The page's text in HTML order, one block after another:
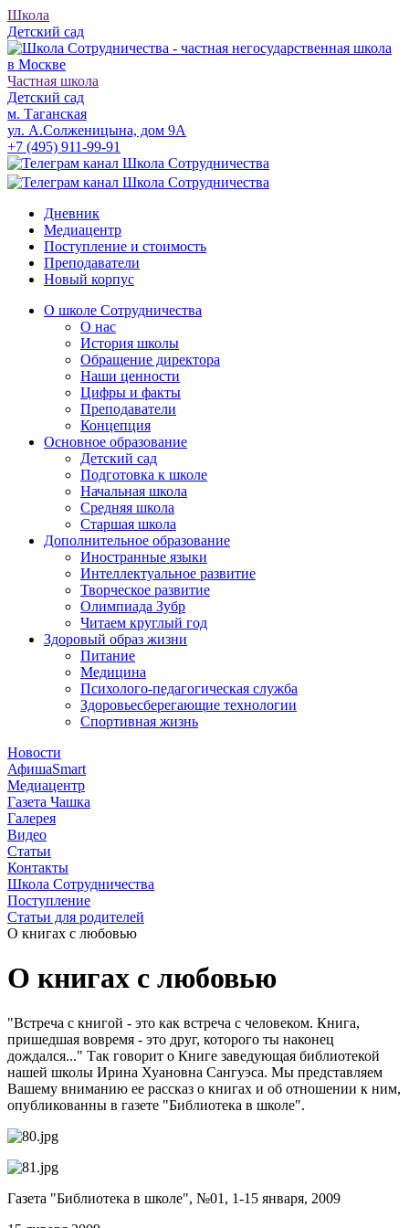
Школа
Детский сад
Частная школа
Детский сад
м. Таганская
ул. А.Солженицына, дом 9А
+7 (495) 911-99-91
Дневник
Медиацентр
Поступление и стоимость
Преподаватели
Новый корпус
О школе Сотрудничества
О нас
История школы
Обращение директора
Наши ценности
Цифры и факты
Преподаватели
Концепция
Основное образование
Детский сад
Подготовка к школе
Начальная школа
Средняя школа
Старшая школа
Дополнительное образование
Иностранные языки
Интеллектуальное развитие
Творческое развитие
Олимпиада Зубр
Читаем круглый год
Здоровый образ жизни
Питание
Медицина
Психолого-педагогическая служба
Здоровьесберегающие технологии
Спортивная жизнь
Новости
АфишаSmart
Медиацентр
Газета Чашка
Галерея
Видео
Статьи
Контакты
Школа Сотрудничества
Поступление
Статьи для родителей
О книгах с любовью
О книгах с любовью
"Встреча с книгой - это как встреча с человеком. Книга,
пришедшая вовремя - это друг, которого ты наконец
дождался..." Так говорит о Книге заведующая библиотекой
нашей школы Ирина Хуановна Сангуэса. Мы представляем
Вашему вниманию ее рассказ о книгах и об отношении к ним,
опубликованны в газете "Библиотека в школе".
Газета "Библиотека в школе", №01, 1-15 января, 2009